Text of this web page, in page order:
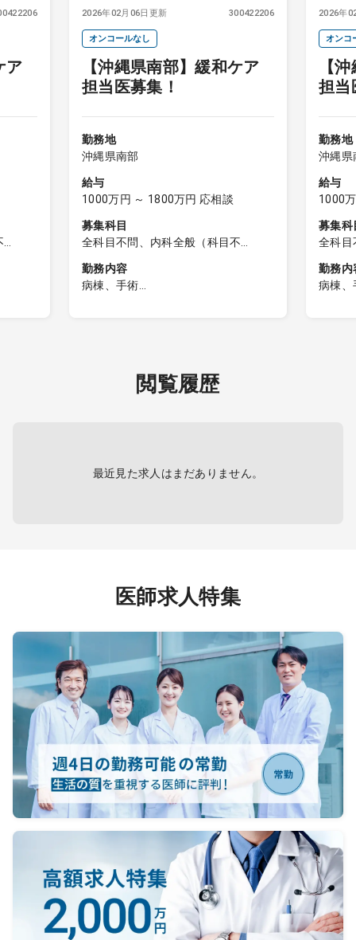
ア
2026年02月06日更新 300422206
オンコールなし
【沖縄県南部】緩和ケア
担当医募集！
勤務地
沖縄県南部
給与
1000万円 ～ 1800万円 応相談
募集科目
全科目不問、内科全般（科目不
全般（科目不問）、一般外科、消化
器外科、精神科、心療内科、麻酔科
勤務内容
病棟、手術
※電子カルテ（メーカー：SSI）
2026年
オンコ
【
担当
勤務地
沖縄県
給与
1000
募集科
全科目
全般（
器外科
勤務内
病棟、
閲覧履歴
最近見た求人はまだありません。
医師求人特集